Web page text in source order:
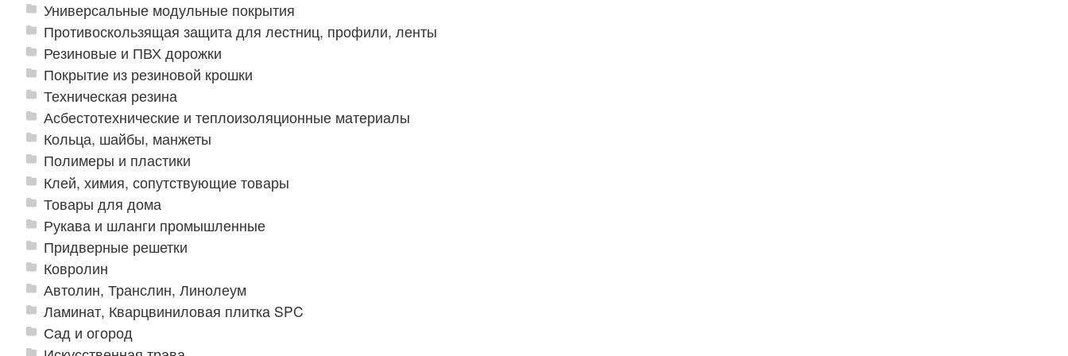
Универсальные модульные покрытия
Противоскользящая защита для лестниц, профили, ленты
Резиновые и ПВХ дорожки
Покрытие из резиновой крошки
Техническая резина
Асбестотехнические и теплоизоляционные материалы
Кольца, шайбы, манжеты
Полимеры и пластики
Клей, химия, сопутствующие товары
Товары для дома
Рукава и шланги промышленные
Придверные решетки
Ковролин
Автолин, Транслин, Линолеум
Ламинат, Кварцвиниловая плитка SPC
Сад и огород